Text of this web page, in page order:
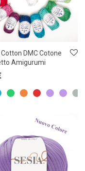
Cotton DMC Cotone
Amigurumi